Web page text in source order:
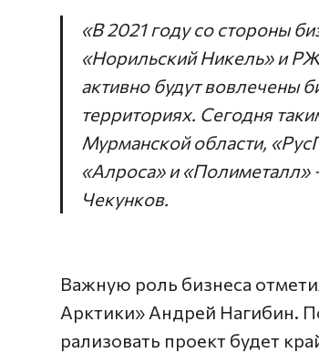
«В 2021 году со стороны
«Норильский Никель» и
активно будут вовлечены
территориях. Сегодня
Мурманской области,
«Алроса» и «Полиметалл»
Чекунков.
Важную роль бизнеса
Арктики» Андрей Нагибин.
рализовать проект будет